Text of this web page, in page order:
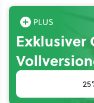
Exklusiver